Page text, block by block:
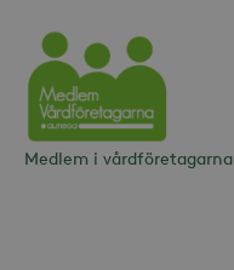
Vårdföretagarna
Medlem i vårdföretagarna